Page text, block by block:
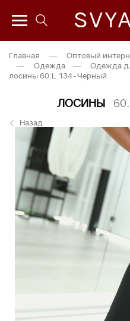
Главная — Оптовый
—
Одежда — Одежда
лосины 60.L.134-Черный
ЛОСИНЫ
Назад